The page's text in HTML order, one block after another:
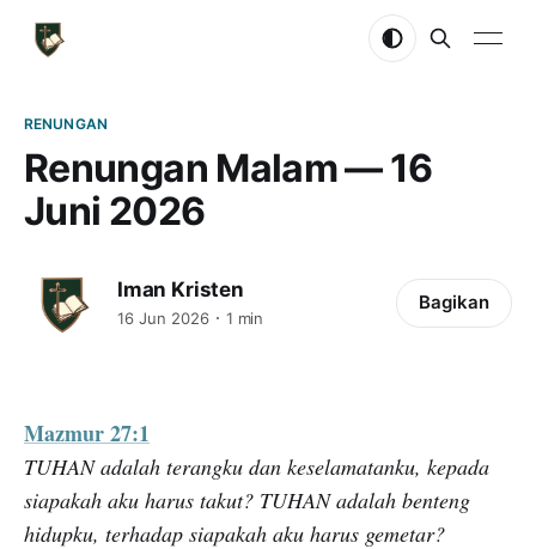
RENUNGAN
Renungan Malam — 16
Juni 2026
Iman Kristen
16 Jun 2026 1 min
Bagikan
Mazmur 27:1
TUHAN adalah terangku dan keselamatanku, kepada
siapakah aku harus takut? TUHAN adalah benteng
hidupku, terhadap siapakah aku harus gemetar?